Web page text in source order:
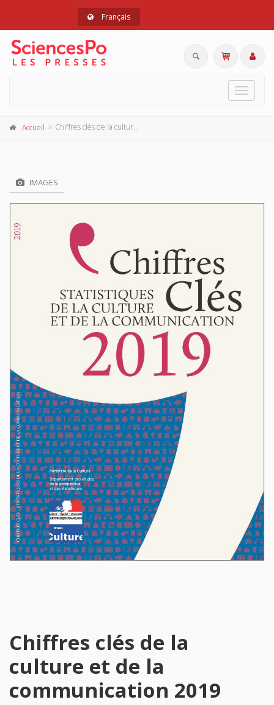
Français
Toggle
Accueil Chiffres clés de la culture et de la communication 2019
IMAGES
Chiffres clés de la
culture et de la
communication 2019